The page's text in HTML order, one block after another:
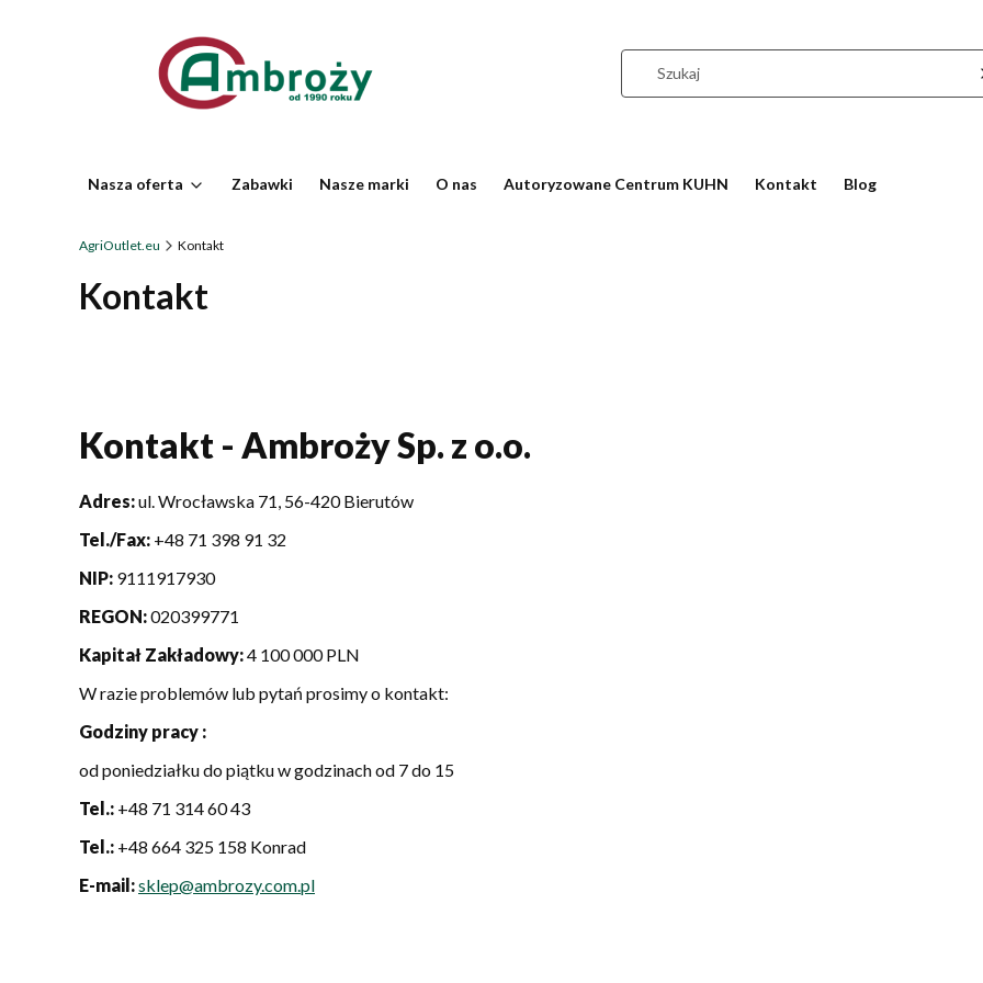
Nasza oferta Zabawki Nasze marki O nas Autoryzowane Centrum KUHN Kontakt Blog
AgriOutlet.eu Kontakt
Kontakt
Kontakt - Ambroży Sp. z o.o.
Adres:ul. Wrocławska 71, 56-420 Bierutów
Tel./Fax: +48 71 398 91 32
NIP: 9111917930
REGON:020399771
Kapitał Zakładowy:4 100 000 PLN
W razie problemów lub pytań prosimy o kontakt:
Godziny pracy :
od poniedziałku do piątku w godzinach od 7 do 15
Tel.: +48 71 314 60 43
Tel.: +48 664 325 158 Konrad
E-mail:sklep@ambrozy.com.pl